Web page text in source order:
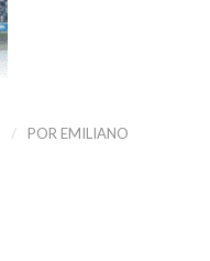
/ POR EMILIANO